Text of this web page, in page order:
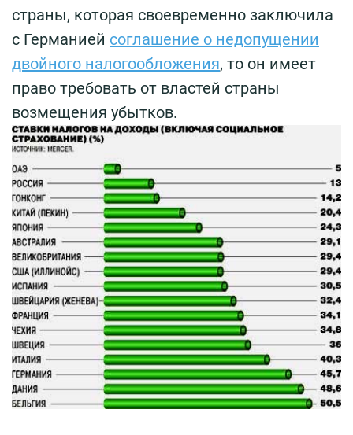
страны, которая своевременно заключила
с Германией соглашение о недопущении
двойного налогообложения, то он имеет
право требовать от властей страны
возмещения убытков.